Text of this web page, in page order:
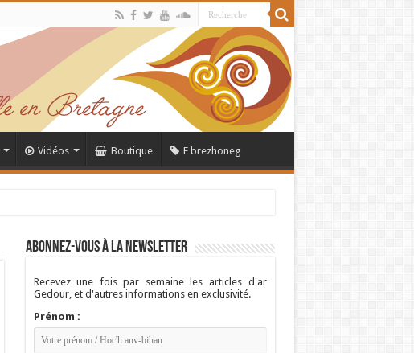
Vidéos Boutique E brezhoneg
Abonnez-vous à la newsletter
Recevez une fois par semaine les articles d'ar
Gedour, et d'autres informations en exclusivité.
Prénom :